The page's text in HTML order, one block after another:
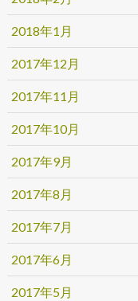
2018年1月
2017年12月
2017年11月
2017年10月
2017年9月
2017年8月
2017年7月
2017年6月
2017年5月